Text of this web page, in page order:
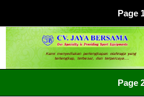
Page
CV JAYA BERSAMA Co
Menyediakan Semua
Page